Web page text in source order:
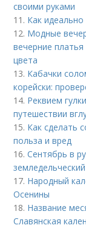
своими руками
11. Как
12. Модные
вечерние
цвета
13. Кабачки
корейски:
14. Реквием
путешествии
15. Как сделать
польза и вред
16.Сентябрь в
17. Народный
Осенины
18. Название
Славянская